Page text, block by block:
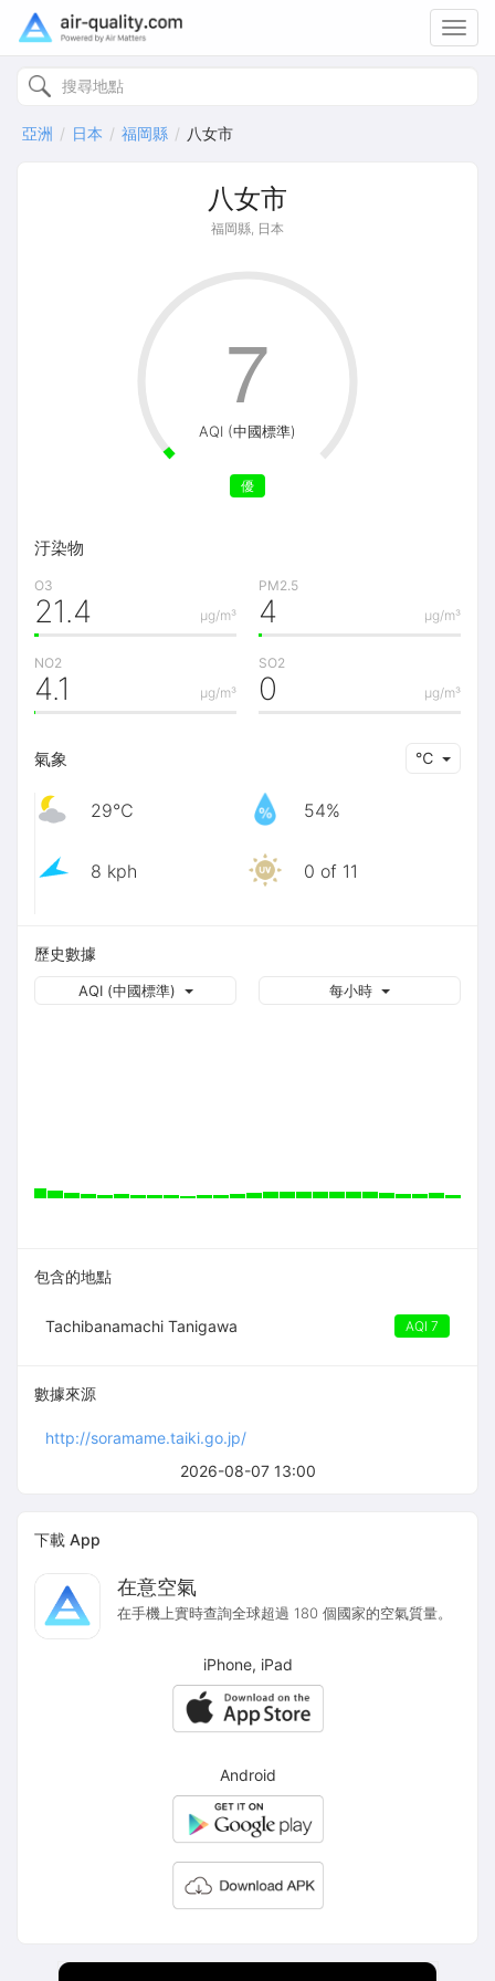
亞洲 日本 福岡縣 八女市
八女市
福岡縣, 日本
2026-08-07 13:00
AQI (中國標準)
優
7
汙染物
O3
μg/m³
21.4
PM2.5
μg/m³
4
NO2
μg/m³
4.1
SO2
μg/m³
0
氣象 ℃
29℃ 54%
8 kph 0 of 11
歷史數據
每小時
AQI (中國標準)
包含的地點
Tachibanamachi Tanigawa AQI 7
數據來源
http://soramame.taiki.go.jp/
下載 App
在意空氣
在手機上實時查詢全球超過 180 個國家的空氣質量。
iPhone, iPad
Android